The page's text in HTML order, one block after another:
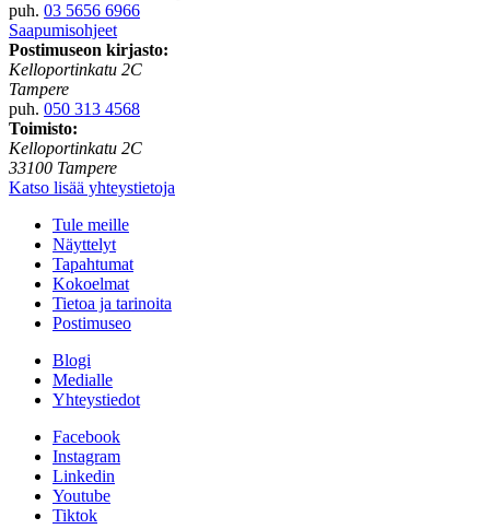
puh. 03 5656 6966
Saapumisohjeet
Postimuseon kirjasto:
Kelloportinkatu 2C
Tampere
puh. 050 313 4568
Toimisto:
Kelloportinkatu 2C
33100 Tampere
Katso lisää yhteystietoja
Tule meille
Näyttelyt
Tapahtumat
Kokoelmat
Tietoa ja tarinoita
Postimuseo
Blogi
Medialle
Yhteystiedot
Facebook
Instagram
Linkedin
Youtube
Tiktok